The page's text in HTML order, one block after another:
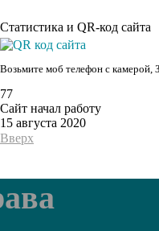
Статистика и QR-код сайта
Возьмите моб телефон с камерой,
77
Сайт начал работу
15 августа 2020
Вверх